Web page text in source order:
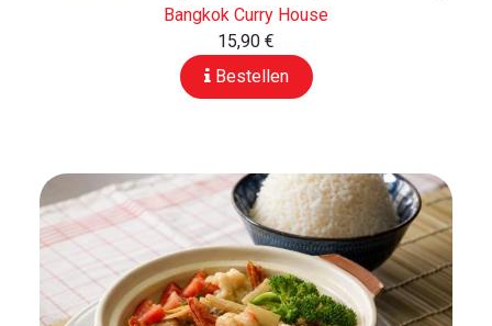
Bangkok Curry House
15,90 €
Bestellen